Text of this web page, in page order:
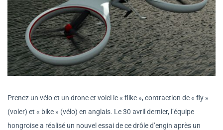
Prenez un vélo et un drone et voici le « flike », contraction de « fly »
(voler) et « bike » (vélo) en anglais. Le 30 avril dernier, l’équipe
hongroise a réalisé un nouvel essai de ce drôle d’engin après un